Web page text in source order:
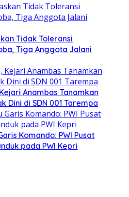
Tidak Toleransi
Tiga Anggota Jalani
Anambas Tanamkan
Dini di SDN 001 Tarempa
Komando: PWI Pusat
pada PWI Kepri